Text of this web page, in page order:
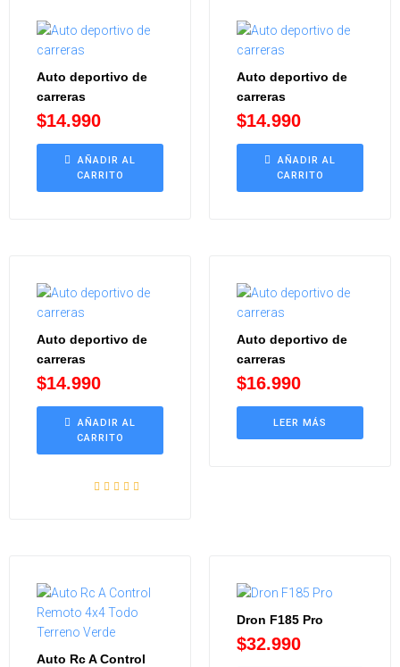
Auto deportivo de
carreras
$14.990
AÑADIR AL
CARRITO
Auto deportivo de
carreras
$14.990
AÑADIR AL
CARRITO
Auto deportivo de
carreras
$14.990
AÑADIR AL
CARRITO
Auto deportivo de
carreras
$16.990
LEER MÁS
Auto Rc A Control
Dron F185 Pro
$32.990